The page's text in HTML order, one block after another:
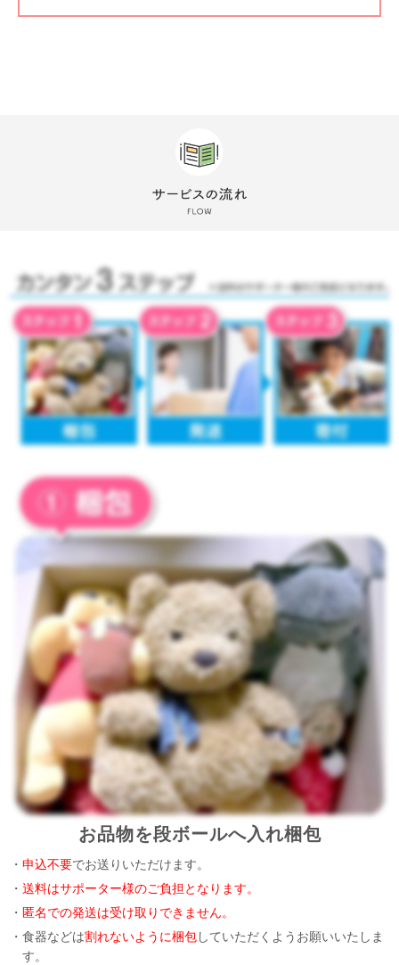
お品物を段ボールへ入れ梱包
・申込不要でお送りいただけます。
・送料はサポーター様のご負担となります。
・ 匿名での発送は受け取りできません。
・食器などは割れないように梱包していただくようお願いいたしま
す。